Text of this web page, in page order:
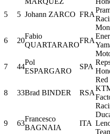
5 5 Johann ZARCO FRA
6 20
Fabio
QUARTARARO
FRA
7 44
Pol
ESPARGARO
SPA
8 33Brad BINDER RSA
9 63
Francesco
BAGNAIA
ITA